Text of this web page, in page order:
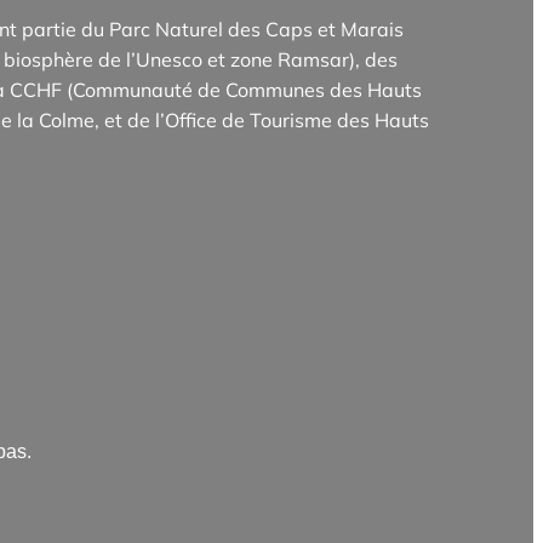
partie du Parc Naturel des Caps et Marais
de l’Unesco et zone Ramsar), des
(Communauté de Communes des Hauts
la Colme, et de l’Office de Tourisme des Hauts